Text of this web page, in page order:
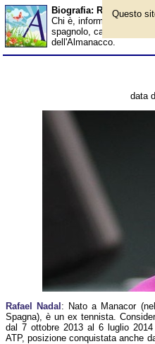
Biografia: Rafael Nadal
Chi è, informazioni,
spagnolo, campione
dell'Almanacco.
data
Rafael Nadal : Nato a Manacor
Spagna), è un ex tennista.
dal 7 ottobre 2013 al 6 luglio
ATP, posizione conquistata anche
Questo